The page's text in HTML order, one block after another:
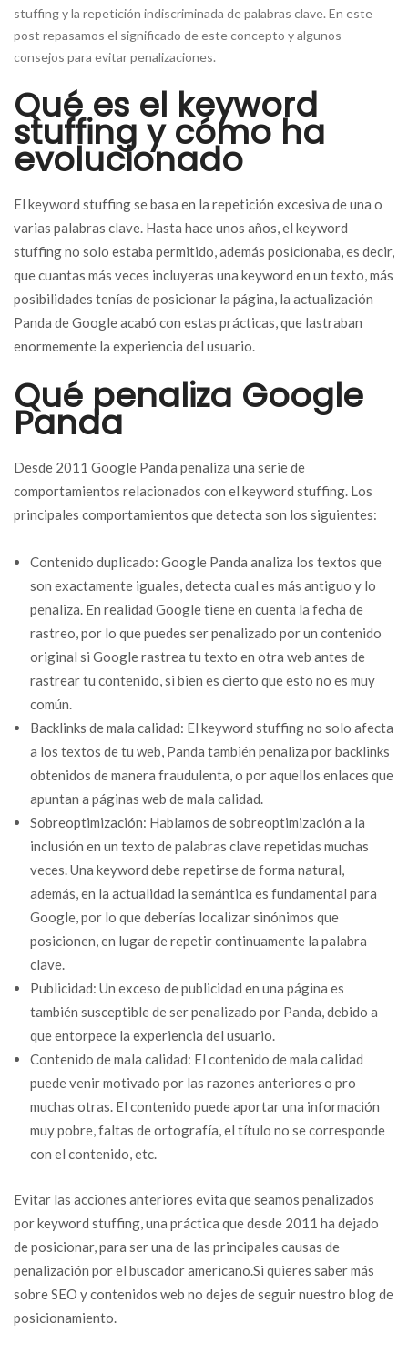
stuffing y la repetición indiscriminada de palabras clave. En este
post repasamos el significado de este concepto y algunos
consejos para evitar penalizaciones.
Qué es el keyword
stuffing y cómo ha
evolucionado
El keyword stuffing se basa en la repetición excesiva de una o
varias palabras clave. Hasta hace unos años, el keyword
stuffing no solo estaba permitido, además posicionaba, es decir,
que cuantas más veces incluyeras una keyword en un texto, más
posibilidades tenías de posicionar la página, la actualización
Panda de Google acabó con estas prácticas, que lastraban
enormemente la experiencia del usuario.
Qué penaliza Google
Panda
Desde 2011 Google Panda penaliza una serie de
comportamientos relacionados con el keyword stuffing. Los
principales comportamientos que detecta son los siguientes:
Contenido duplicado: Google Panda analiza los textos que
son exactamente iguales, detecta cual es más antiguo y lo
penaliza. En realidad Google tiene en cuenta la fecha de
rastreo, por lo que puedes ser penalizado por un contenido
original si Google rastrea tu texto en otra web antes de
rastrear tu contenido, si bien es cierto que esto no es muy
común.
Backlinks de mala calidad: El keyword stuffing no solo afecta
a los textos de tu web, Panda también penaliza por backlinks
obtenidos de manera fraudulenta, o por aquellos enlaces que
apuntan a páginas web de mala calidad.
Sobreoptimización: Hablamos de sobreoptimización a la
inclusión en un texto de palabras clave repetidas muchas
veces. Una keyword debe repetirse de forma natural,
además, en la actualidad la semántica es fundamental para
Google, por lo que deberías localizar sinónimos que
posicionen, en lugar de repetir continuamente la palabra
clave.
Publicidad: Un exceso de publicidad en una página es
también susceptible de ser penalizado por Panda, debido a
que entorpece la experiencia del usuario.
Contenido de mala calidad: El contenido de mala calidad
puede venir motivado por las razones anteriores o pro
muchas otras. El contenido puede aportar una información
muy pobre, faltas de ortografía, el título no se corresponde
con el contenido, etc.
Evitar las acciones anteriores evita que seamos penalizados
por keyword stuffing, una práctica que desde 2011 ha dejado
de posicionar, para ser una de las principales causas de
penalización por el buscador americano.Si quieres saber más
sobre SEO y contenidos web no dejes de seguir nuestro blog de
posicionamiento.